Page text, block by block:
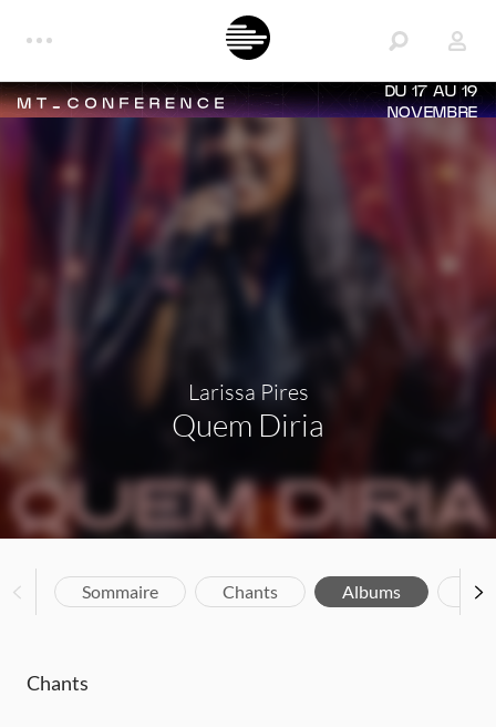
DU 17 AU 19
NOVEMBRE
Larissa Pires
Quem Diria
Sommaire Chants Albums
Chants